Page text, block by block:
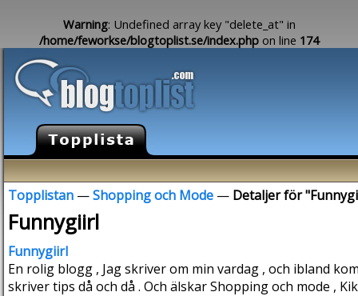
Warning: Undefined array key "delete_at" in
/home/feworkse/blogtoplist.se/index.php on line 174
Topplistan —Shopping och Mode — Detaljer för
Funnygiirl
Funnygiirl
En rolig blogg , Jag skriver om min vardag , och ibland
skriver tips då och då . Och älskar Shopping och mode ,